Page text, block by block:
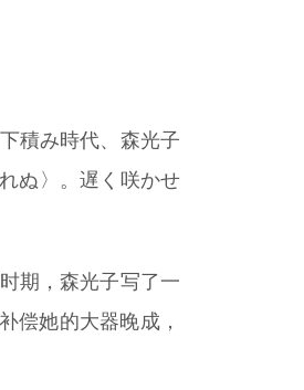
積み時代、森光子
ぬ〉。遅く咲かせ
期，森光子写了一
偿她的大器晚成，